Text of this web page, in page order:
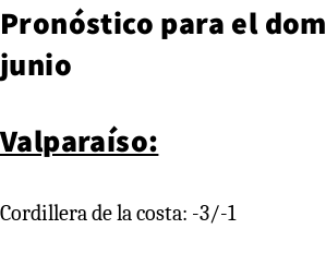
Pronóstico para el
junio
Valparaíso:
Cordillera de la costa: -3/-1